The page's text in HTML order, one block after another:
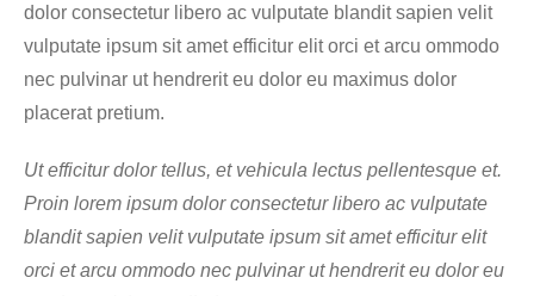
dolor consectetur libero ac vulputate blandit sapien velit
vulputate ipsum sit amet efficitur elit orci et arcu ommodo
nec pulvinar ut hendrerit eu dolor eu maximus dolor
placerat pretium.
Ut efficitur dolor tellus, et vehicula lectus pellentesque et.
Proin lorem ipsum dolor consectetur libero ac vulputate
blandit sapien velit vulputate ipsum sit amet efficitur elit
orci et arcu ommodo nec pulvinar ut hendrerit eu dolor eu